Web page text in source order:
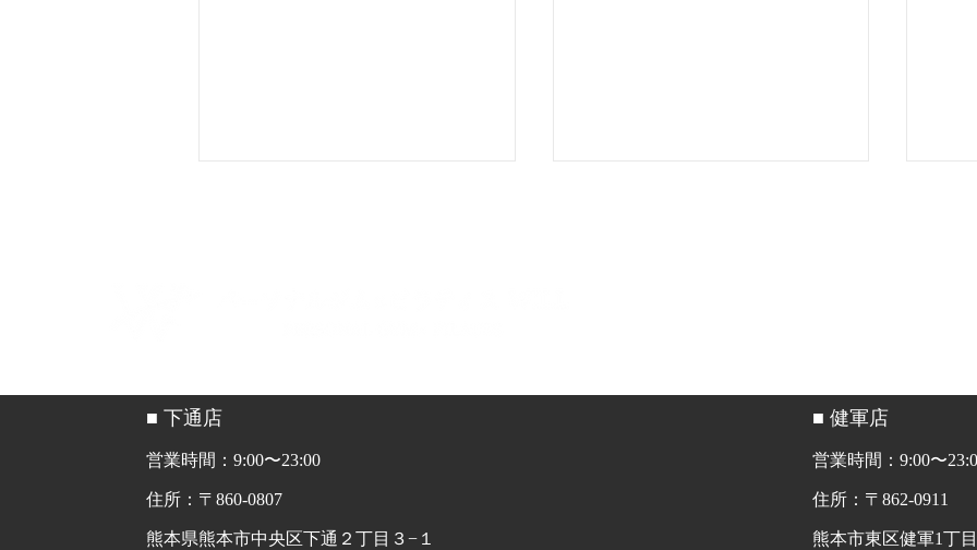
載いただきました
した！
した
■ 下通店
営業時間：9:00〜23:00
住所：〒860-0807
熊本県熊本市中央区下通２丁目３−１
■ 健軍店
営業時間：9:00〜
住所：〒862-0911
熊本市東区健軍1丁